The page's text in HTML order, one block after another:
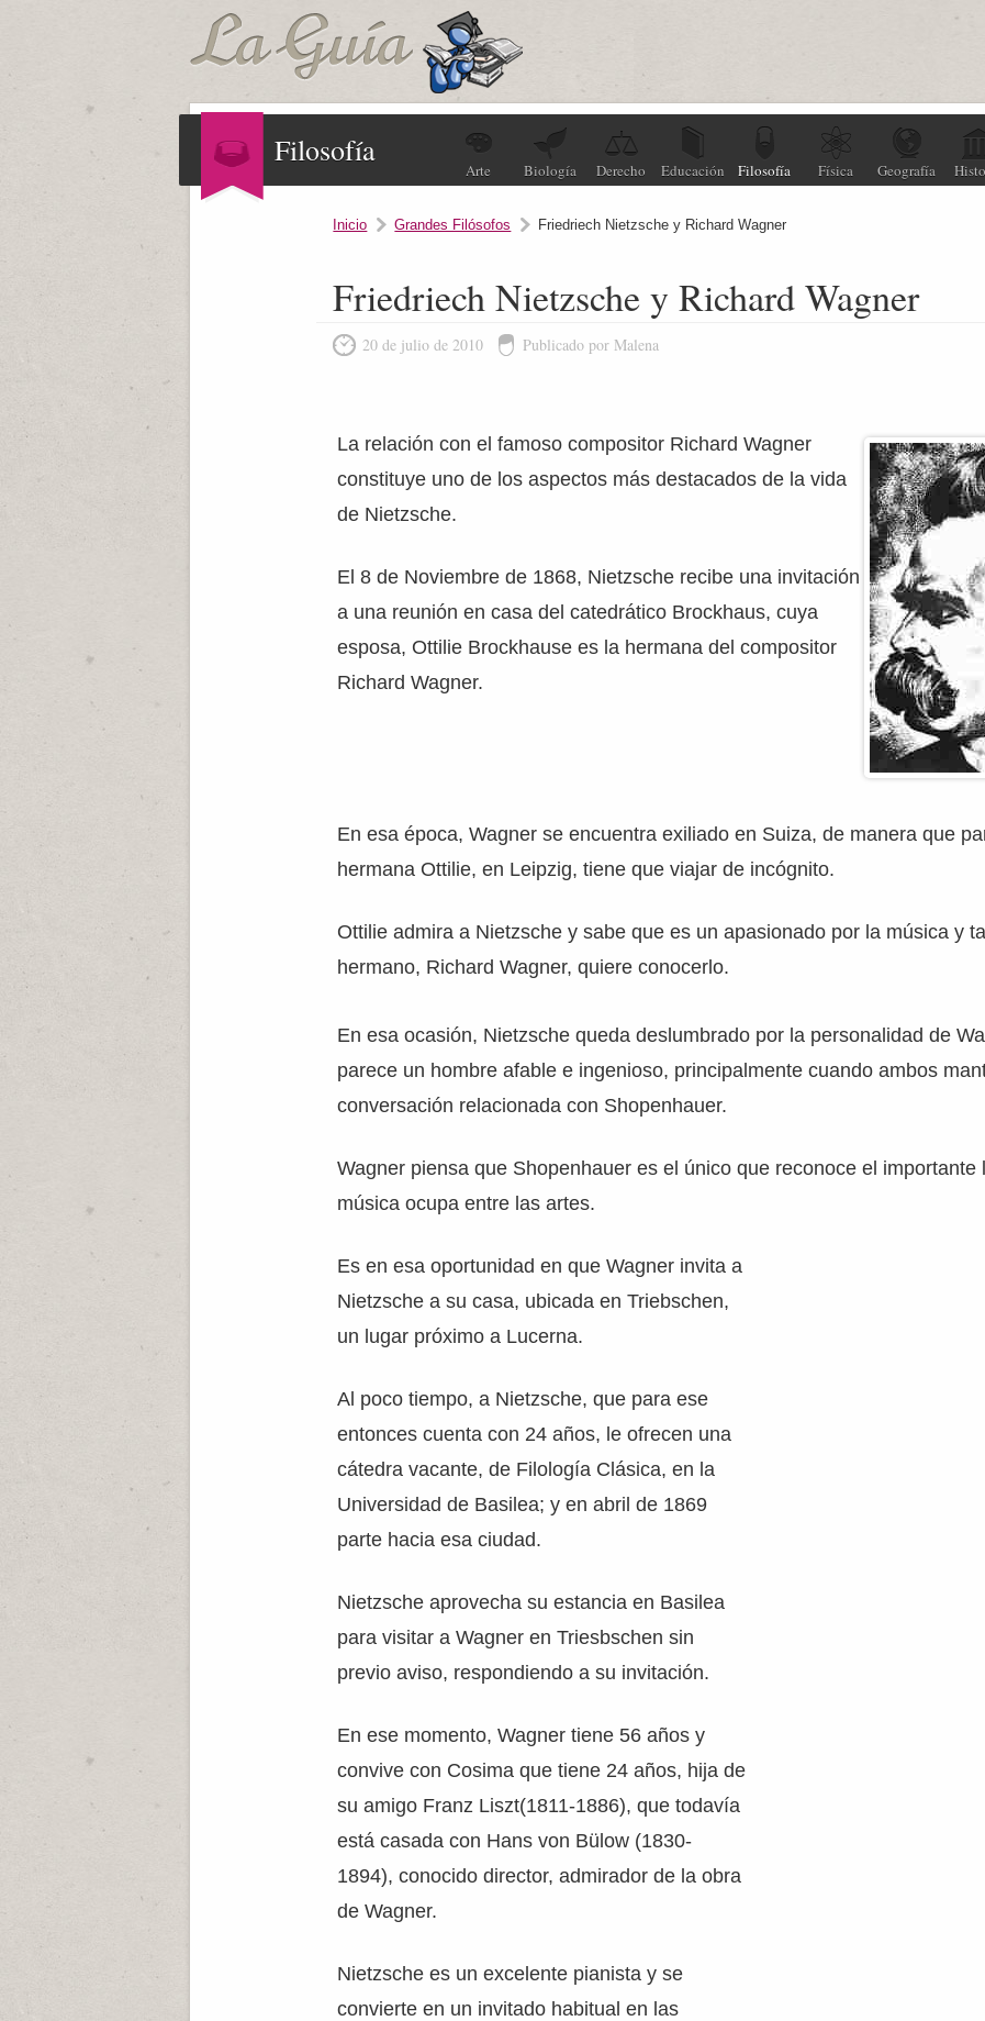
Filosofía
Arte Biología Derecho Educación Filosofía Física Geografía
Inicio Grandes Filósofos Friedriech Nietzsche y Richard Wagner
Friedriech Nietzsche y Richard Wagner
20 de julio de 2010 Publicado por Malena
La relación con el famoso compositor Richard Wagner
constituye uno de los aspectos más destacados de la vida
de Nietzsche.
El 8 de Noviembre de 1868, Nietzsche recibe una invitación
a una reunión en casa del catedrático Brockhaus, cuya
esposa, Ottilie Brockhause es la hermana del compositor
Richard Wagner.
En esa época, Wagner se encuentra exiliado en Suiza, de manera que
hermana Ottilie, en Leipzig, tiene que viajar de incógnito.
Ottilie admira a Nietzsche y sabe que es un apasionado por la música y
hermano, Richard Wagner, quiere conocerlo.
En esa ocasión, Nietzsche queda deslumbrado por la personalidad de
parece un hombre afable e ingenioso, principalmente cuando ambos
conversación relacionada con Shopenhauer.
Wagner piensa que Shopenhauer es el único que reconoce el importante
música ocupa entre las artes.
Es en esa oportunidad en que Wagner invita a
Nietzsche a su casa, ubicada en Triebschen,
un lugar próximo a Lucerna.
Al poco tiempo, a Nietzsche, que para ese
entonces cuenta con 24 años, le ofrecen una
cátedra vacante, de Filología Clásica, en la
Universidad de Basilea; y en abril de 1869
parte hacia esa ciudad.
Nietzsche aprovecha su estancia en Basilea
para visitar a Wagner en Triesbschen sin
previo aviso, respondiendo a su invitación.
En ese momento, Wagner tiene 56 años y
convive con Cosima que tiene 24 años, hija de
su amigo Franz Liszt(1811-1886), que todavía
está casada con Hans von Bülow (1830-
1894), conocido director, admirador de la obra
de Wagner.
Nietzsche es un excelente pianista y se
convierte en un invitado habitual en las